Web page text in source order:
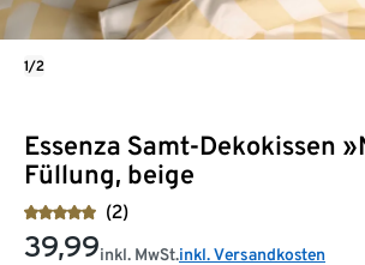
Essenza Samt-Dekokissen
Füllung, beige
(2)
39,99inkl. MwSt.inkl. Versandkosten
1/2